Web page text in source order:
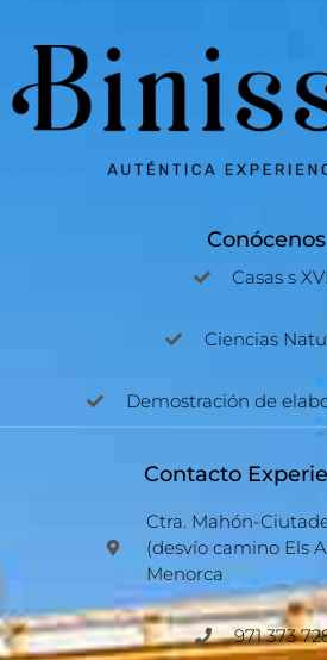
Conócenos
Casas s
Ciencias
Demostración de
Contacto
Ctra. Mahón-
(desvío camino Els
Menorca
971 373